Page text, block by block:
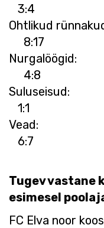
3:4
Ohtlikud
8:17
4:8
1:1
6:7
Tugev vastane
esimesel
FC Elva noor